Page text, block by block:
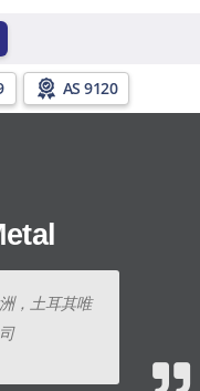
AS 9120
，土耳其唯